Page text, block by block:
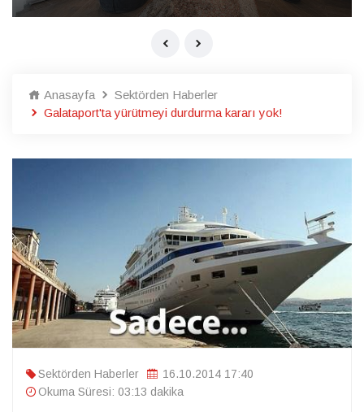
Anasayfa
Sektörden Haberler
Galataport'ta yürütmeyi durdurma kararı yok!
Sektörden Haberler
16.10.2014 17:40
Okuma Süresi: 03:13 dakika